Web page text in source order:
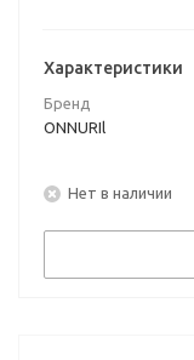
Характеристики
Бренд
ONNURIl
Нет в наличии